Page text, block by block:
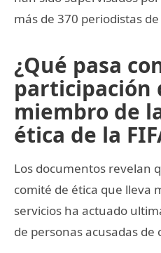
más de 370 periodistas
¿Qué pasa
participación
miembro de
ética de la
Los documentos revelan
comité de ética que lleva
servicios ha actuado
de personas acusadas de